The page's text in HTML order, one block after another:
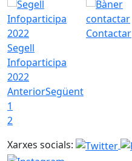
Segell
Infoparticipa
2022
Contactar
AnteriorSegüent
1
2
Xarxes socials: